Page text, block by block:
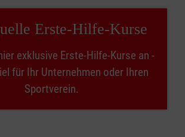
Erste-Hilfe-Kurse
exklusive Erste-Hilfe-Kurse an -
für Ihr Unternehmen oder Ihren
Sportverein.